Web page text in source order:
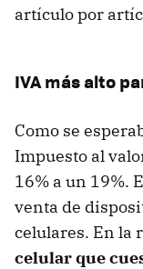
artículo por
IVA más alto
Como se
Impuesto al
16% a un 19%.
venta de
celulares. En la
celular que